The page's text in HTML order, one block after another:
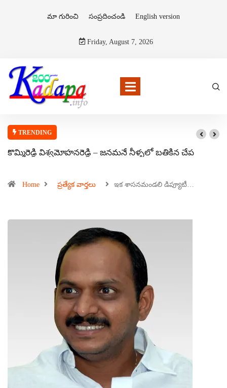
మా గురించి సంప్రదించండి English version
Friday, August 7, 2026
TRENDING
కొమ్మిరెడ్డి విశ్వమోహనరెడ్డి – జనమనే నీళ్ళలో బతికిన చేప
Home ప్రత్యేక వార్తలు ఇక శాసనమండలి డిప్యూటీ…